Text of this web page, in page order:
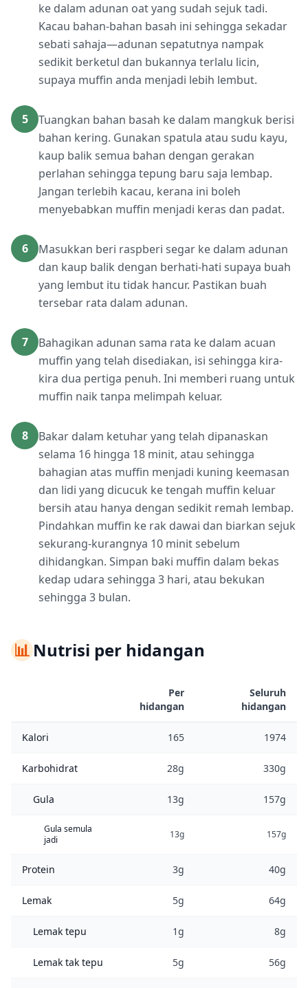
ke dalam adunan oat yang sudah sejuk tadi.
Kacau bahan-bahan basah ini sehingga sekadar
sebati sahaja—adunan sepatutnya nampak
sedikit berketul dan bukannya terlalu licin,
supaya muffin anda menjadi lebih lembut.
5
Tuangkan bahan basah ke dalam mangkuk berisi
bahan kering. Gunakan spatula atau sudu kayu,
kaup balik semua bahan dengan gerakan
perlahan sehingga tepung baru saja lembap.
Jangan terlebih kacau, kerana ini boleh
menyebabkan muffin menjadi keras dan padat.
6
Masukkan beri raspberi segar ke dalam adunan
dan kaup balik dengan berhati-hati supaya buah
yang lembut itu tidak hancur. Pastikan buah
tersebar rata dalam adunan.
7
Bahagikan adunan sama rata ke dalam acuan
muffin yang telah disediakan, isi sehingga kira-
kira dua pertiga penuh. Ini memberi ruang untuk
muffin naik tanpa melimpah keluar.
8
Bakar dalam ketuhar yang telah dipanaskan
selama 16 hingga 18 minit, atau sehingga
bahagian atas muffin menjadi kuning keemasan
dan lidi yang dicucuk ke tengah muffin keluar
bersih atau hanya dengan sedikit remah lembap.
Pindahkan muffin ke rak dawai dan biarkan sejuk
sekurang-kurangnya 10 minit sebelum
dihidangkan. Simpan baki muffin dalam bekas
kedap udara sehingga 3 hari, atau bekukan
sehingga 3 bulan.
📊Nutrisi per hidangan
Per
hidangan
Seluruh
hidangan
Kalori 165 1974
Karbohidrat 28g 330g
Gula 13g 157g
Gula semula
jadi
13g 157g
Protein 3g 40g
Lemak 5g 64g
Lemak tepu 1g 8g
Lemak tak tepu 5g 56g